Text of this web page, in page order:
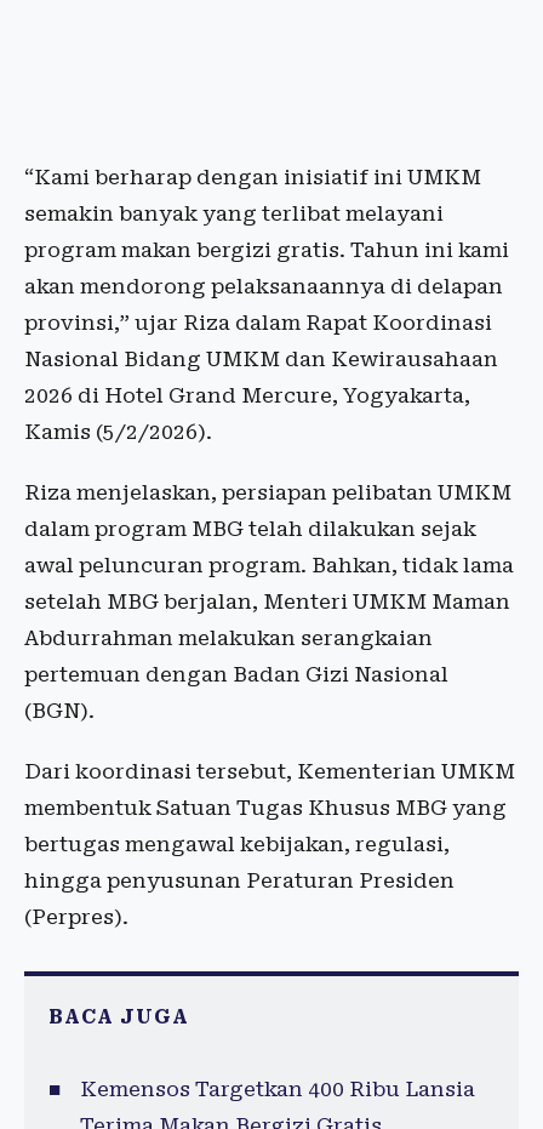
“Kami berharap dengan inisiatif ini UMKM
semakin banyak yang terlibat melayani
program makan bergizi gratis. Tahun ini kami
akan mendorong pelaksanaannya di delapan
provinsi,” ujar Riza dalam Rapat Koordinasi
Nasional Bidang UMKM dan Kewirausahaan
2026 di Hotel Grand Mercure, Yogyakarta,
Kamis (5/2/2026).
Riza menjelaskan, persiapan pelibatan UMKM
dalam program MBG telah dilakukan sejak
awal peluncuran program. Bahkan, tidak lama
setelah MBG berjalan, Menteri UMKM Maman
Abdurrahman melakukan serangkaian
pertemuan dengan Badan Gizi Nasional
(BGN).
Dari koordinasi tersebut, Kementerian UMKM
membentuk Satuan Tugas Khusus MBG yang
bertugas mengawal kebijakan, regulasi,
hingga penyusunan Peraturan Presiden
(Perpres).
BACA JUGA
Kemensos Targetkan 400 Ribu Lansia